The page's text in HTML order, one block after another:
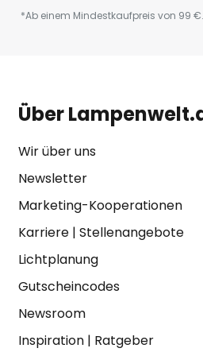
*Ab einem Mindestkaufpreis von 99
Über
Wir über uns
Newsletter
Marketing-Kooperationen
Karriere| Stellenangebote
Lichtplanung
Gutscheincodes
Newsroom
Inspiration| Ratgeber